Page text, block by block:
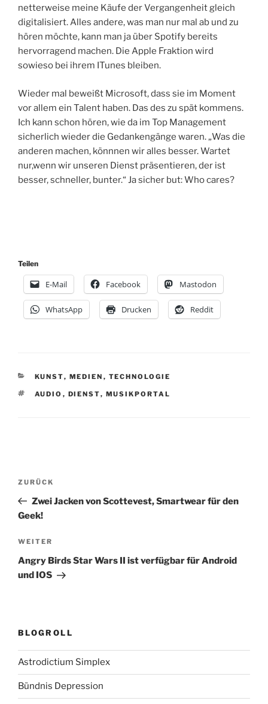
netterweise meine Käufe der Vergangenheit gleich
digitalisiert. Alles andere, was man nur mal ab und zu
hören möchte, kann man ja über Spotify bereits
hervorragend machen. Die Apple Fraktion wird
sowieso bei ihrem ITunes bleiben.
Wieder mal beweißt Microsoft, dass sie im Moment
vor allem ein Talent haben. Das des zu spät kommens.
Ich kann schon hören, wie da im Top Management
sicherlich wieder die Gedankengänge waren. „Was die
anderen machen, könnnen wir alles besser. Wartet
nur,wenn wir unseren Dienst präsentieren, der ist
besser, schneller, bunter.“ Ja sicher but: Who cares?
Teilen
E-Mail Facebook Mastodon
WhatsApp Drucken Reddit
KATEGORIEN
KUNST, MEDIEN , TECHNOLOGIE
SCHLAGWÖRTER
AUDIO , DIENST, MUSIKPORTAL
Beitragsnavigation
Vorheriger
Beitrag
ZURÜCK
Zwei Jacken von Scottevest, Smartwear für den
Geek!
Nächster
Beitrag
WEITER
Angry Birds Star Wars II ist verfügbar für Android
und IOS
BLOGROLL
Astrodictium Simplex
Bündnis Depression